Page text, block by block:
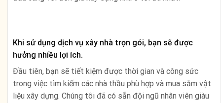
Khi sử dụng dịch vụ xây nhà trọn gói, bạn sẽ được
hưởng nhiều lợi ích.
Đầu tiên, bạn sẽ tiết kiệm được thời gian và công sức
trong việc tìm kiếm các nhà thầu phù hợp và mua sắm vật
liệu xây dựng. Chúng tôi đã có sẵn đội ngũ nhân viên giàu